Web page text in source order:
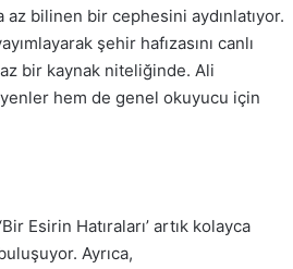
az bilinen bir cephesini aydınlatıyor.
şehir hafızasını canlı
bir kaynak niteliğinde. Ali
hem de genel okuyucu için
Esirin Hatıraları’ artık kolayca
Ayrıca,